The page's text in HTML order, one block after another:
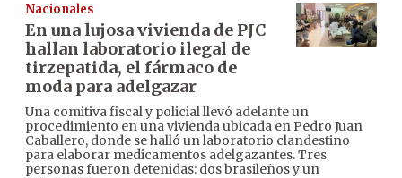
Nacionales
En una lujosa vivienda de PJC
hallan laboratorio ilegal de
tirzepatida, el fármaco de
moda para adelgazar
Una comitiva fiscal y policial llevó adelante un
procedimiento en una vivienda ubicada en Pedro Juan
Caballero, donde se halló un laboratorio clandestino
para elaborar medicamentos adelgazantes. Tres
personas fueron detenidas: dos brasileños y un